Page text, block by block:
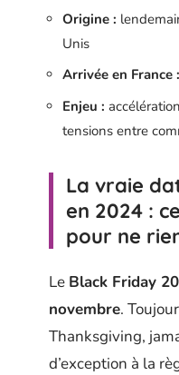
Origine :
Unis
Arrivée en France :
Enjeu :
tensions entre
La vraie
en 2024 :
pour ne
Le Black Friday
novembre.
Thanksgiving,
d’exception à la